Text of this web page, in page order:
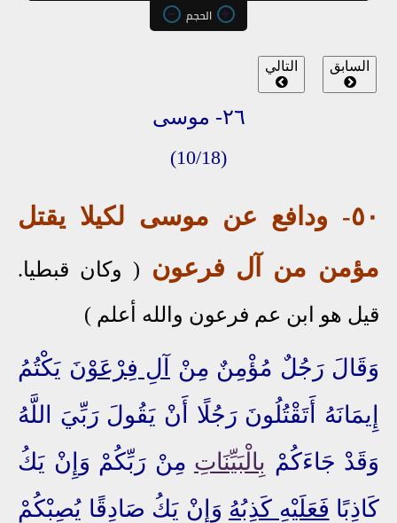
الحجم
السابق التالي
٢٦- موسى
(10/18)
٥٠- ودافع عن موسى لكيلا يقتل
مؤمن من آل فرعون
( وكان قبطيا.
قيل هو ابن عم فرعون والله أعلم )
وَقَالَ رَجُلٌ مُؤْمِنٌ مِنْ آلِ فِرْعَوْنَ يَكْتُمُ
إِيمَانَهُ أَتَقْتُلُونَ رَجُلًا أَنْ يَقُولَ رَبِّيَ اللَّهُ
وَقَدْ جَاءَكُمْ بِالْبَيِّنَاتِ مِنْ رَبِّكُمْ وَإِنْ يَكُ
كَاذِبًا فَعَلَيْهِ كَذِبُهُ وَإِنْ يَكُ صَادِقًا يُصِبْكُمْ